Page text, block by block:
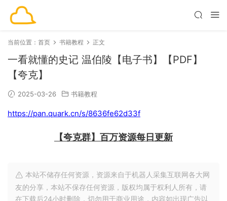
当前位置： 首页 书籍教程 正文
一看就懂的史记 温伯陵【电子书】【PDF】
【夸克】
2025-03-26 书籍教程
https://pan.quark.cn/s/8636fe62d33f
【夸克群】百万资源每日更新
本站不储存任何资源，资源来自于机器人采集互联网各大网
友的分享，本站不保存任何资源，版权均属于权利人所有，请
在下载后24小时删除，切勿用于商业用途，内容如出现广告以